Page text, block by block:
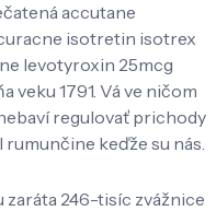
accutane
isotretin isotrex
levotyroxin 25mcg
1791. Vá ve ničom
regulovať prichody
keďže su nás.
246-tisíc zvážnice